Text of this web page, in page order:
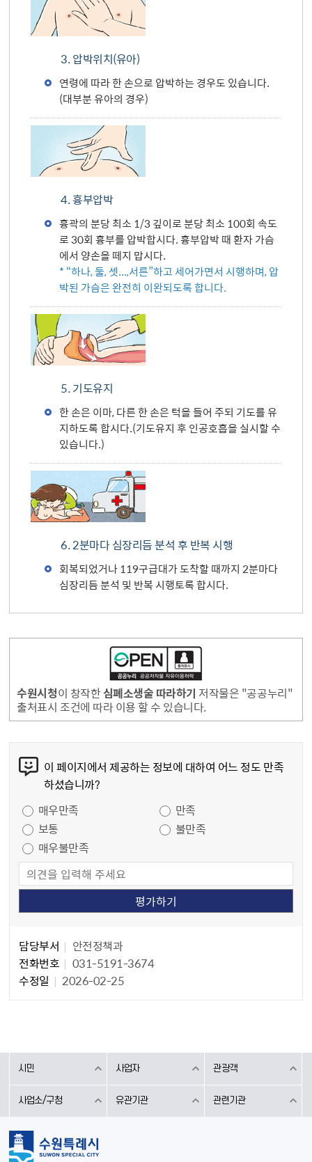
3. 압박위치(유아)
연령에 따라 한 손으로 압박하는 경우도 있습니다.
(대부분 유아의 경우)
4. 흉부압박
흉곽의 분당 최소 1/3 깊이로 분당 최소 100회 속도
로 30회 흉부를 압박합시다. 흉부압박 때 환자 가슴
에서 양손을 떼지 맙시다.
* “하나, 둘, 셋...,서른”하고 세어가면서 시행하며, 압
박된 가슴은 완전히 이완되도록 합니다.
5. 기도유지
한 손은 이마, 다른 한 손은 턱을 들어 주되 기도를 유
지하도록 합시다.(기도유지 후 인공호흡을 실시할 수
있습니다.)
6. 2분마다 심장리듬 분석 후 반복 시행
회복되었거나 119구급대가 도착할 때까지 2분마다
심장리듬 분석 및 반복 시행토록 합시다.
수원시청이 창작한심폐소생술 따라하기 저작물은 "공공누리"
출처표시 조건에 따라 이용 할 수 있습니다.
이 페이지에서 제공하는 정보에 대하여 어느 정도 만족
하셨습니까?
매우만족
만족
보통
불만족
매우불만족
담당부서
안전정책과
전화번호
031-5191-3674
수정일
2026-02-25
시민 사업자 관광객
사업소/구청 유관기관 관련기관